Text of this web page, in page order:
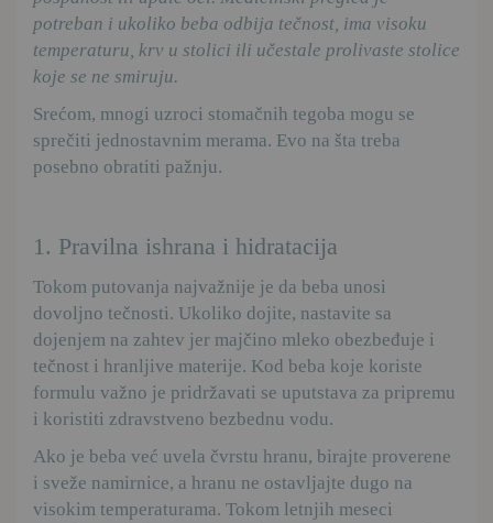
potreban i ukoliko beba odbija tečnost, ima visoku
temperaturu, krv u stolici ili učestale prolivaste stolice
koje se ne smiruju.
Srećom, mnogi uzroci stomačnih tegoba mogu se
sprečiti jednostavnim merama. Evo na šta treba
posebno obratiti pažnju.
1. Pravilna ishrana i hidratacija
Tokom putovanja najvažnije je da beba unosi
dovoljno tečnosti. Ukoliko dojite, nastavite sa
dojenjem na zahtev jer majčino mleko obezbeđuje i
tečnost i hranljive materije. Kod beba koje koriste
formulu važno je pridržavati se uputstava za pripremu
i koristiti zdravstveno bezbednu vodu.
Ako je beba već uvela čvrstu hranu, birajte proverene
i sveže namirnice, a hranu ne ostavljajte dugo na
visokim temperaturama. Tokom letnjih meseci